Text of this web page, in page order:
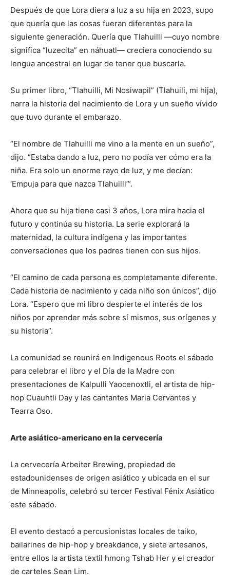
Después de que Lora diera a luz a su hija en 2023, supo
que quería que las cosas fueran diferentes para la
siguiente generación. Quería que Tlahuilli —cuyo nombre
significa “luzecita” en náhuatl— creciera conociendo su
lengua ancestral en lugar de tener que buscarla.
Su primer libro, “Tlahuilli, Mi Nosiwapil” (Tlahuili, mi hija),
narra la historia del nacimiento de Lora y un sueño vívido
que tuvo durante el embarazo.
“El nombre de Tlahuilli me vino a la mente en un sueño”,
dijo. “Estaba dando a luz, pero no podía ver cómo era la
niña. Era solo un enorme rayo de luz, y me decían:
‘Empuja para que nazca Tlahuilli’”.
Ahora que su hija tiene casi 3 años, Lora mira hacia el
futuro y continúa su historia. La serie explorará la
maternidad, la cultura indígena y las importantes
conversaciones que los padres tienen con sus hijos.
“El camino de cada persona es completamente diferente.
Cada historia de nacimiento y cada niño son únicos”, dijo
Lora. “Espero que mi libro despierte el interés de los
niños por aprender más sobre sí mismos, sus orígenes y
su historia”.
La comunidad se reunirá en Indigenous Roots el sábado
para celebrar el libro y el Día de la Madre con
presentaciones de Kalpulli Yaocenoxtli, el artista de hip-
hop Cuauhtli Day y las cantantes Maria Cervantes y
Tearra Oso.
Arte asiático-americano en la cervecería
La cervecería Arbeiter Brewing, propiedad de
estadounidenses de origen asiático y ubicada en el sur
de Minneapolis, celebró su tercer Festival Fénix Asiático
este sábado.
El evento destacó a percusionistas locales de taiko,
bailarines de hip-hop y breakdance, y siete artesanos,
entre ellos la artista textil hmong Tshab Her y el creador
de carteles Sean Lim.